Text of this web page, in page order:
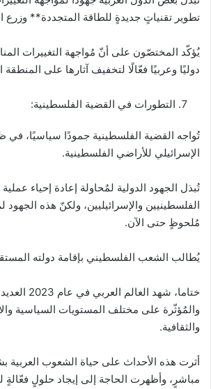
تطوير تقنياتٍ جديدةٍ للطاقة المتجددة** وزرع
يُؤكّد المختصّون على أنّ مُواجهة التغييرات
دوليًا وعربيًا فعّالًا لتخفيف آثارها على المنطقة
التطورات في القضية الفلسطينية:
تُواجه القضية الفلسطينية جمودًا سياسيًا، في
الإسرائيلي للأراضي الفلسطينية.
تُبذل الجهود الدولية لمُحاولة إعادة إحياء
الفلسطينيين والإسرائيليين، ولكنّ هذه
مُلحوظٍ حتى الآن.
يُطالب الشعب الفلسطيني بإقامة دولته
ختاما، شهد
والمُؤثّرة على مختلف المستويات السياسية
والثقافية.
أثرت هذه الأحداث على حياة الشعوب العربية
مباشرٍ، وأظهرت الحاجة إلى إيجاد حلولٍ فعّالةٍ